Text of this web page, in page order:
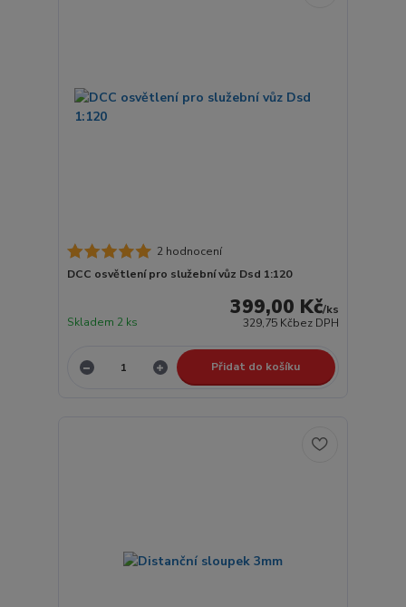
2 hodnocení
DCC osvětlení pro služební vůz Dsd 1:120
399,00 Kč/ks
329,75 Kčbez DPH
Skladem 2 ks
Přidat do košíku